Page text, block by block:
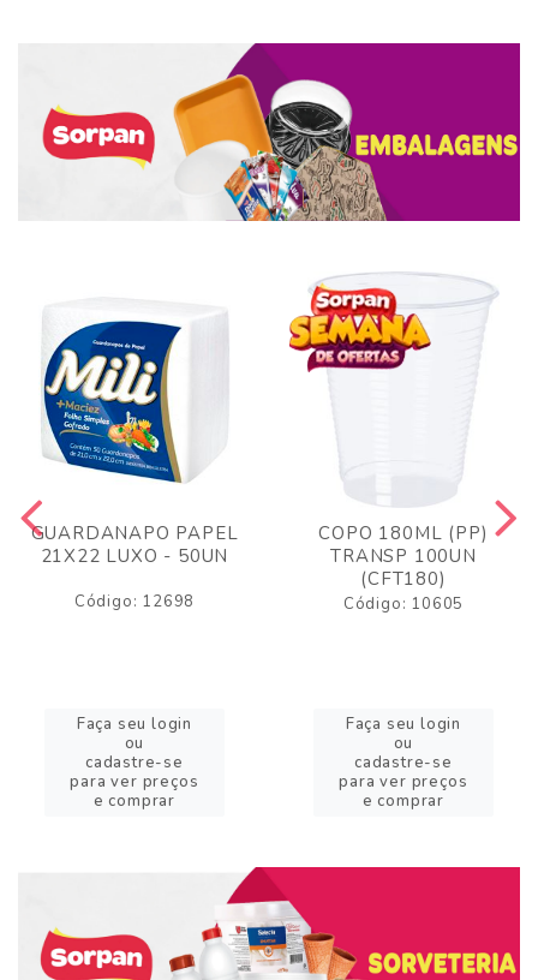
GUARDANAPO PAPEL
21X22 LUXO - 50UN
Código: 12698
Faça seu login
ou
cadastre-se
para ver preços
e comprar
COPO 180ML (PP)
TRANSP 100UN
(CFT180)
Código: 10605
Faça seu login
ou
cadastre-se
para ver preços
e comprar